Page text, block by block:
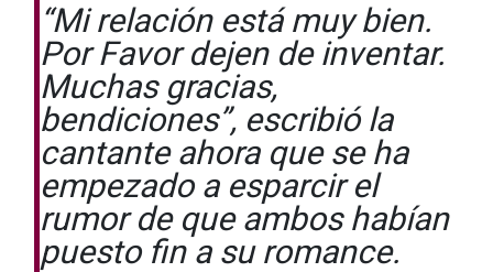
“Mi relación está muy bien.
Por Favor dejen de inventar.
Muchas gracias,
bendiciones”, escribió la
cantante ahora que se ha
empezado a esparcir el
rumor de que ambos habían
puesto fin a su romance.